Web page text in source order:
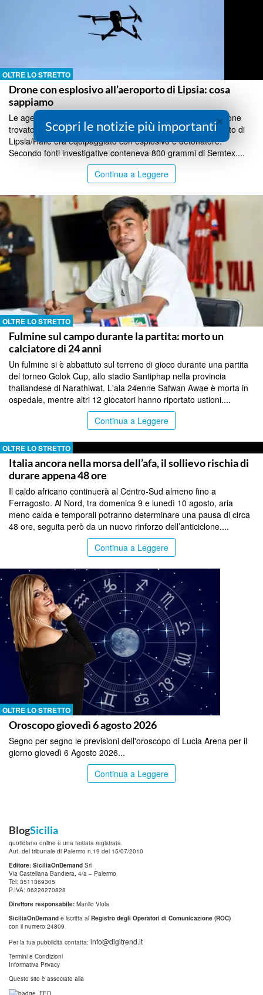
OLTRE LO STRETTO
Drone con esplosivo all’aeroporto di Lipsia: cosa
sappiamo
Le agenzie di sicurezza tedesche hanno accertato che il drone
trovato vicino a un aereo cargo Antonov ucraino all'aeroporto di
Lipsia/Halle era equipaggiato con esplosivo e detonatore.
Secondo fonti investigative conteneva 800 grammi di Semtex....
Continua a Leggere
OLTRE LO STRETTO
Fulmine sul campo durante la partita: morto un
calciatore di 24 anni
Un fulmine si è abbattuto sul terreno di gioco durante una partita
del torneo Golok Cup, allo stadio Santiphap nella provincia
thailandese di Narathiwat. L'ala 24enne Safwan Awae è morta in
ospedale, mentre altri 12 giocatori hanno riportato ustioni....
Continua a Leggere
OLTRE LO STRETTO
Italia ancora nella morsa dell’afa, il sollievo rischia di
durare appena 48 ore
Il caldo africano continuerà al Centro-Sud almeno fino a
Ferragosto. Al Nord, tra domenica 9 e lunedì 10 agosto, aria
meno calda e temporali potranno determinare una pausa di circa
48 ore, seguita però da un nuovo rinforzo dell’anticiclone....
Continua a Leggere
OLTRE LO STRETTO
Oroscopo giovedì 6 agosto 2026
Segno per segno le previsioni dell'oroscopo di Lucia Arena per il
giorno giovedì 6 Agosto 2026...
Continua a Leggere
BlogSicilia
quotidiano online è una testata registrata.
Aut. del tribunale di Palermo n.19 del 15/07/2010
Editore: SiciliaOnDemand Srl
Via Castellana Bandiera, 4/a – Palermo
Tel: 3511369305
P.IVA: 06220270828
Direttore responsabile: Manlio Viola
SiciliaOnDemand è iscritta al Registro degli Operatori di Comunicazione (ROC)
con il numero 24809
Per la tua pubblicità contatta: info@digitrend.it
Termini e Condizioni
Informativa Privacy
Questo sito è associato alla
×
Scopri le notizie più importanti